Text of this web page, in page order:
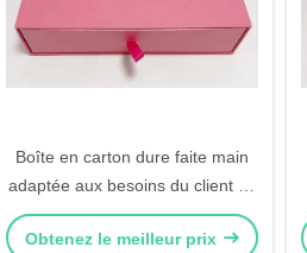
Boîte en carton dure faite main
adaptée aux besoins du client de
boîte-cadeau de papier avec la
couleur rose de tiroirs
Obtenez le meilleur prix